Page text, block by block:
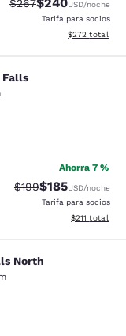
$267 USD/noche
Tarifa para socios
Ver detalles
$272 total
Falls
Excelente. 758 reseñas
Ahorra 7 %
Precio tachado:
$199Precio con
$185USD/noche
Tarifa para socios
Ver detalles
$211 total
North
North
Bueno. 1656 reseñas